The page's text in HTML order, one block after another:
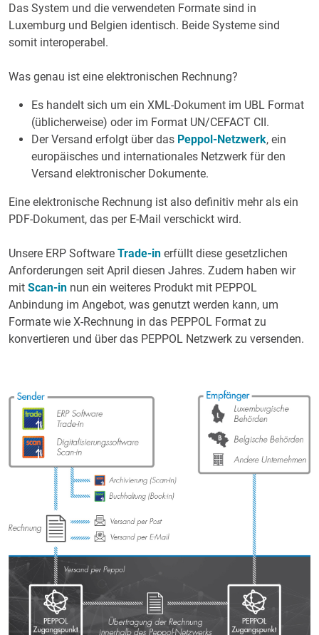
Das System und die verwendeten Formate sind in
Luxemburg und Belgien identisch. Beide Systeme sind
somit interoperabel.
Was genau ist eine elektronischen Rechnung?
Es handelt sich um ein XML-Dokument im UBL Format
(üblicherweise) oder im Format UN/CEFACT CII.
Der Versand erfolgt über das Peppol-Netzwerk, ein
europäisches und internationales Netzwerk für den
Versand elektronischer Dokumente.
Eine elektronische Rechnung ist also definitiv mehr als ein
PDF-Dokument, das per E-Mail verschickt wird.
Unsere ERP Software Trade-in erfüllt diese gesetzlichen
Anforderungen seit April diesen Jahres. Zudem haben wir
mit Scan-in nun ein weiteres Produkt mit PEPPOL
Anbindung im Angebot, was genutzt werden kann, um
Formate wie X-Rechnung in das PEPPOL Format zu
konvertieren und über das PEPPOL Netzwerk zu versenden.